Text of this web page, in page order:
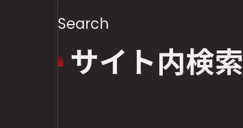
Search
サイト内検索